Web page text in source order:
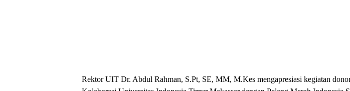
Rektor UIT Dr. Abdul Rahman, S.Pt, SE, MM, M.Kes mengapresiasi kegiatan